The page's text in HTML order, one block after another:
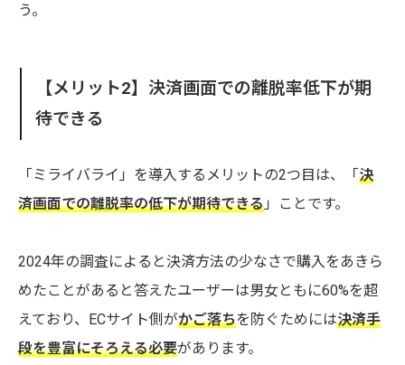
う。
【メリット2】 決済画面での離脱率低下が期
待できる
「ミライバライ」を導入するメリットの2つ目は、「決
済画面での離脱率の低下が期待できる 」ことです。
2024年の調査によると決済方法の少なさで購入をあきら
めたことがあると答えたユーザーは男女ともに60%を超
えており、ECサイト側がかご落ちを防ぐためには決済手
段を豊富にそろえる必要があります。